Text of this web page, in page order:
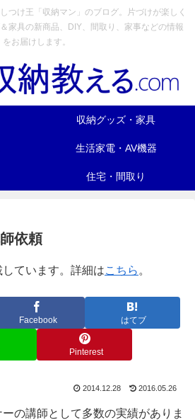
つけ王「収納マン」のブログ。片づけが楽しく
家具の新商品、DIY、間取り、家事などの情報
をお届けします。
収納グッズ・家具
生活家電・AV機器
住宅・間取り
依頼
ています。詳細はこちら 。
Facebook はてブ
Pinterest
2014.12.28 2016.05.26
の講師として多数の実績がありま